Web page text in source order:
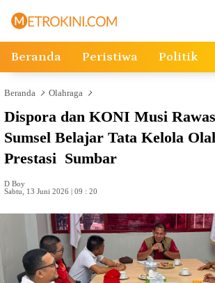
Beranda Peristiwa Politik
Beranda Olahraga
Dispora dan KONI Musi
Sumsel Belajar Tata Kelola
Prestasi Sumbar
D Boy
Sabtu, 13 Juni 2026 | 09 : 20